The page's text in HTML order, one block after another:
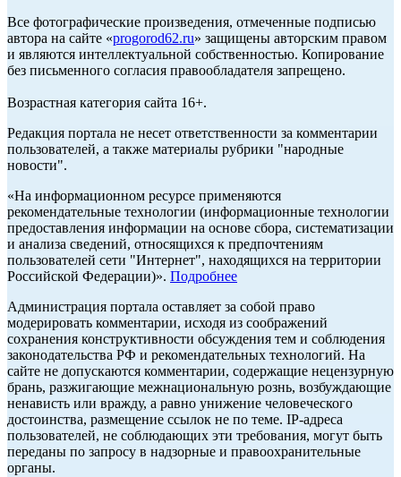
Все фотографические произведения, отмеченные подписью
автора на сайте «progorod62.ru» защищены авторским правом
и являются интеллектуальной собственностью. Копирование
без письменного согласия правообладателя запрещено.
Возрастная категория сайта 16+.
Редакция портала не несет ответственности за комментарии
пользователей, а также материалы рубрики "народные
новости".
«На информационном ресурсе применяются
рекомендательные технологии (информационные технологии
предоставления информации на основе сбора, систематизации
и анализа сведений, относящихся к предпочтениям
пользователей сети "Интернет", находящихся на территории
Российской Федерации)». Подробнее
Администрация портала оставляет за собой право
модерировать комментарии, исходя из соображений
сохранения конструктивности обсуждения тем и соблюдения
законодательства РФ и рекомендательных технологий. На
сайте не допускаются комментарии, содержащие нецензурную
брань, разжигающие межнациональную рознь, возбуждающие
ненависть или вражду, а равно унижение человеческого
достоинства, размещение ссылок не по теме. IP-адреса
пользователей, не соблюдающих эти требования, могут быть
переданы по запросу в надзорные и правоохранительные
органы.